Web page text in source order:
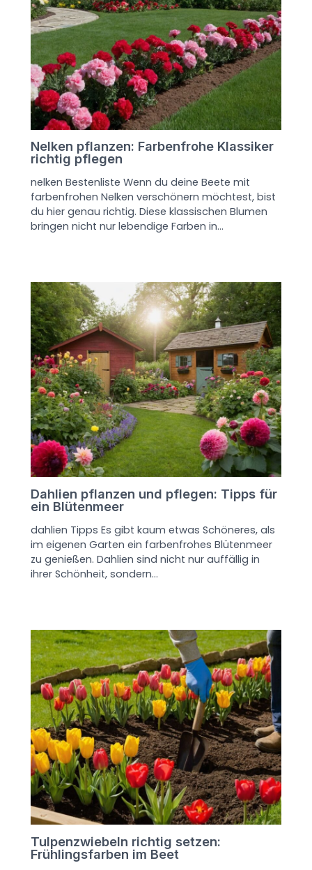
Nelken pflanzen: Farbenfrohe Klassiker
richtig pflegen
nelken Bestenliste Wenn du deine Beete mit
farbenfrohen Nelken verschönern möchtest, bist
du hier genau richtig. Diese klassischen Blumen
bringen nicht nur lebendige Farben in…
Dahlien pflanzen und pflegen: Tipps für
ein Blütenmeer
dahlien Tipps Es gibt kaum etwas Schöneres, als
im eigenen Garten ein farbenfrohes Blütenmeer
zu genießen. Dahlien sind nicht nur auffällig in
ihrer Schönheit, sondern…
Tulpenzwiebeln richtig setzen:
Frühlingsfarben im Beet